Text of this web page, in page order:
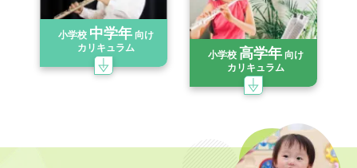
小学校 中学年 向け
カリキュラム
小学校 高学年向け
カリキュラム